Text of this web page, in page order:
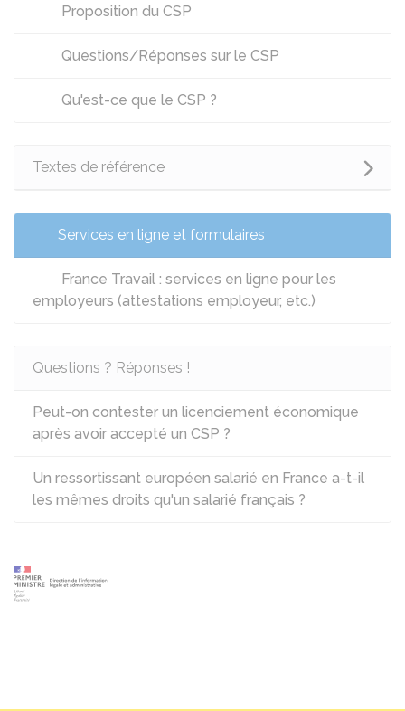
Proposition du CSP
Questions/Réponses sur le CSP
Qu'est-ce que le CSP ?
Textes de référence
Services en ligne et formulaires
France Travail : services en ligne pour les
employeurs (attestations employeur, etc.)
Questions ? Réponses !
Peut-on contester un licenciement économique
après avoir accepté un CSP ?
Un ressortissant européen salarié en France a-t-il
les mêmes droits qu'un salarié français ?